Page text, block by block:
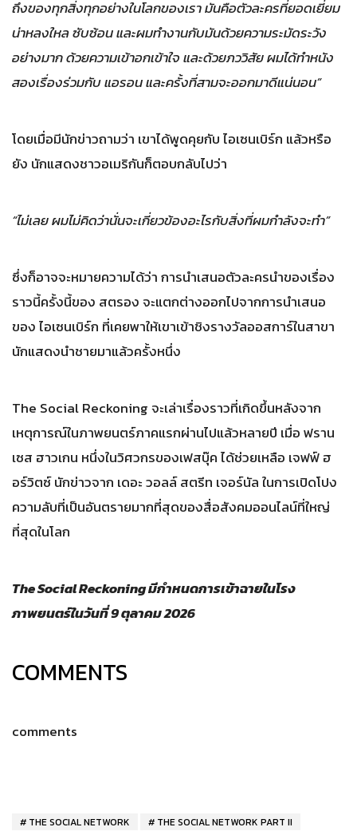
ถึงของทุกสิ่งทุกอย่างในโลกของเรา มันคือตัวละครที่ยอดเยี่ยม
น่าหลงใหล ซับซ้อน และผมทำงานกับมันด้วยความระมัดระวัง
อย่างมาก ด้วยความเข้าอกเข้าใจ และด้วยภววิสัย ผมได้ทำหนัง
สองเรื่องร่วมกับ แอรอน และครั้งที่สามจะออกมาดีแน่นอน”
โดยเมื่อมีนักข่าวถามว่า เขาได้พูดคุยกับ ไอเซนเบิร์ก แล้วหรือ
ยัง นักแสดงชาวอเมริกันก็ตอบกลับไปว่า
“ไม่เลย ผมไม่คิดว่านั่นจะเกี่ยวข้องอะไรกับสิ่งที่ผมกำลังจะทำ”
ซึ่งก็อาจจะหมายความได้ว่า การนำเสนอตัวละครนำของเรื่อง
ราวนี้ครั้งนี้ของ สตรอง จะแตกต่างออกไปจากการนำเสนอ
ของ ไอเซนเบิร์ก ที่เคยพาให้เขาเข้าชิงรางวัลออสการ์ในสาขา
นักแสดงนำชายมาแล้วครั้งหนึ่ง
The Social Reckoning จะเล่าเรื่องราวที่เกิดขึ้นหลังจาก
เหตุการณ์ในภาพยนตร์ภาคแรกผ่านไปแล้วหลายปี เมื่อ ฟราน
เซส ฮาวเกน หนึ่งในวิศวกรของเฟสบุ๊ค ได้ช่วยเหลือ เจฟฟ์ ฮ
อร์วิตซ์ นักข่าวจาก เดอะ วอลล์ สตรีท เจอร์นัล ในการเปิดโปง
ความลับที่เป็นอันตรายมากที่สุดของสื่อสังคมออนไลน์ที่ใหญ่
ที่สุดในโลก
The Social Reckoning มีกำหนดการเข้าฉายในโรง
ภาพยนตร์ในวันที่ 9 ตุลาคม 2026
COMMENTS
comments
THE SOCIAL NETWORK
THE SOCIAL NETWORK PART II